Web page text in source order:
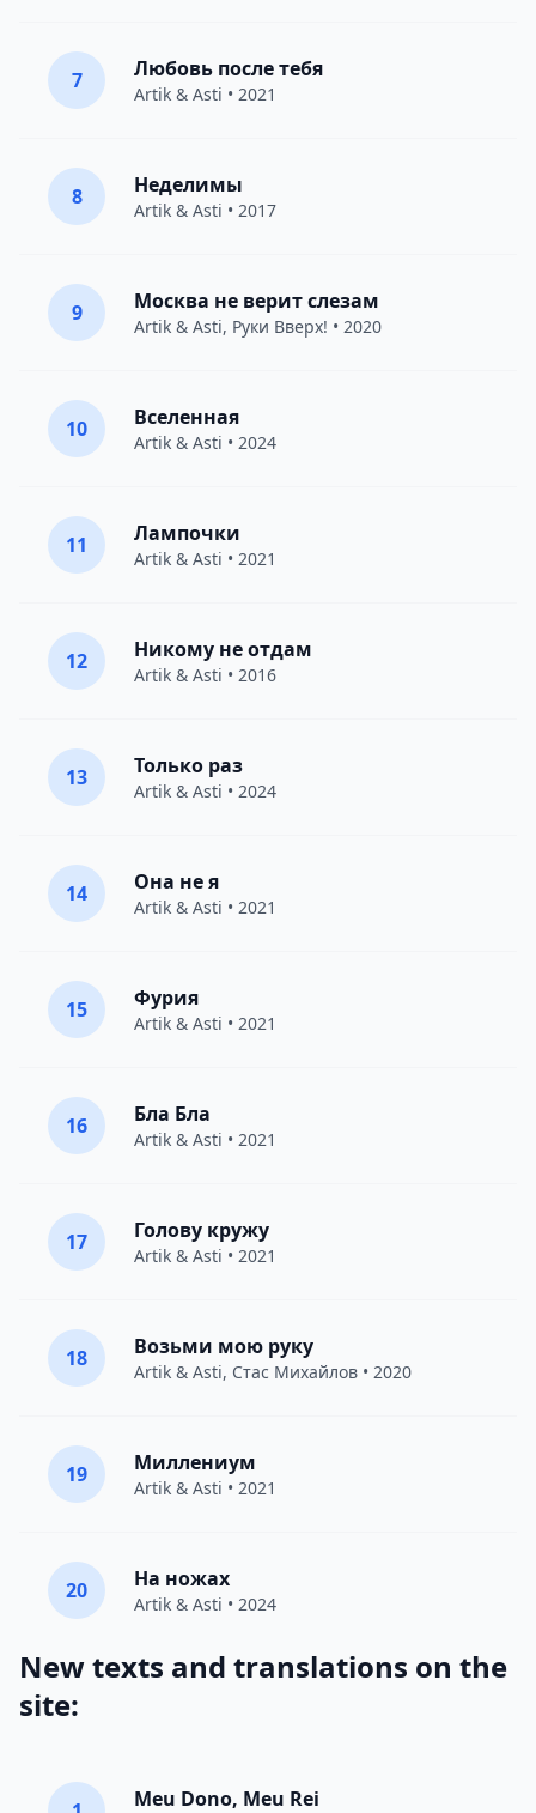
7 Любовь после тебя
Artik & Asti • 2021
8 Неделимы
Artik & Asti • 2017
9 Москва не верит слезам
Artik & Asti, Руки Вверх! • 2020
10 Вселенная
Artik & Asti • 2024
11 Лампочки
Artik & Asti • 2021
12 Никому не отдам
Artik & Asti • 2016
13 Только раз
Artik & Asti • 2024
14 Она не я
Artik & Asti • 2021
15 Фурия
Artik & Asti • 2021
16 Бла Бла
Artik & Asti • 2021
17 Голову кружу
Artik & Asti • 2021
18 Возьми мою руку
Artik & Asti, Стас Михайлов • 2020
19 Миллениум
Artik & Asti • 2021
20 На ножах
Artik & Asti • 2024
New texts and translations on the
site:
Meu Dono, Meu Rei